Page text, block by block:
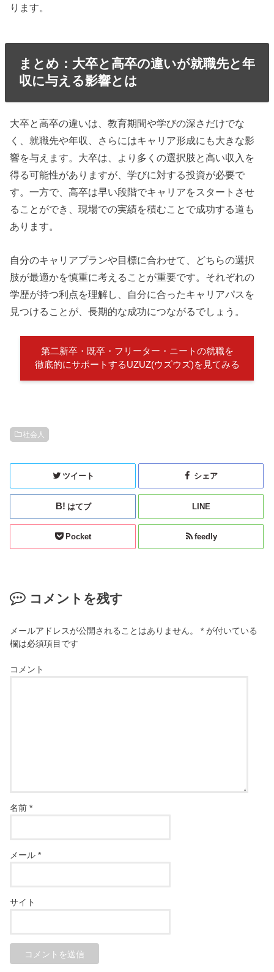
ります。
まとめ：大卒と高卒の違いが就職先と年
収に与える影響とは
大卒と高卒の違いは、教育期間や学びの深さだけでな
く、就職先や年収、さらにはキャリア形成にも大きな影
響を与えます。大卒は、より多くの選択肢と高い収入を
得る可能性がありますが、学びに対する投資が必要で
す。一方で、高卒は早い段階でキャリアをスタートさせ
ることができ、現場での実績を積むことで成功する道も
あります。
自分のキャリアプランや目標に合わせて、どちらの選択
肢が最適かを慎重に考えることが重要です。それぞれの
学歴が持つ利点を理解し、自分に合ったキャリアパスを
見つけることが、長期的な成功につながるでしょう。
第二新卒・既卒・フリーター・ニートの就職を
徹底的にサポートするUZUZ(ウズウズ)を見てみる
社会人
ツイート シェア
はてブ LINE
Pocket feedly
コメントを残す
メールアドレスが公開されることはありません。 * が付いている
欄は必須項目です
コメント
名前*
メール*
サイト